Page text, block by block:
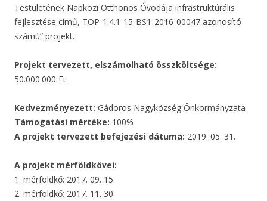
Testületének Napközi Otthonos Óvodája infrastruktúrális
fejlesztése című, TOP-1.4.1-15-BS1-2016-00047 azonosító
számú” projekt.
Projekt tervezett, elszámolható összköltsége:
50.000.000 Ft.
Kedvezményezett: Gádoros Nagyközség Önkormányzata
Támogatási mértéke: 100%
A projekt tervezett befejezési dátuma: 2019. 05. 31.
A projekt mérföldkövei:
1. mérföldkő: 2017. 09. 15.
2. mérföldkő: 2017. 11. 30.